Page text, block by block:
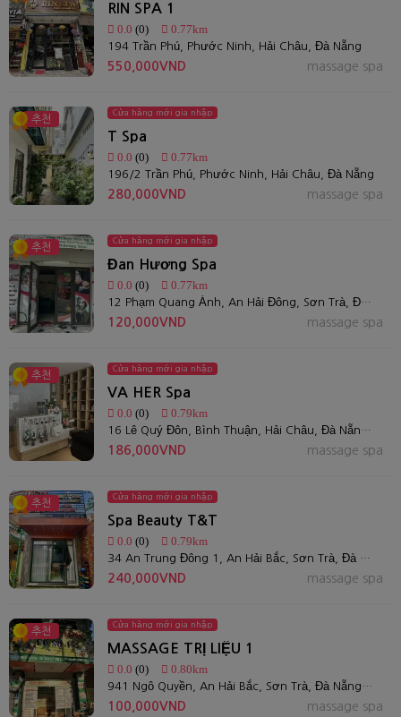
RIN SPA 1
0.0 (0) 0.77km
194 Trần Phú, Phước Ninh, Hải Châu, Đà Nẵng
massage spa
550,000VND
추천
Cửa hàng mới gia nhập
T Spa
0.0 (0) 0.77km
196/2 Trần Phú, Phước Ninh, Hải Châu, Đà Nẵng
massage spa
280,000VND
추천
Cửa hàng mới gia nhập
Đan Hương Spa
0.0 (0) 0.77km
12 Phạm Quang Ánh, An Hải Đông, Sơn Trà, Đà Nẵng
massage spa
120,000VND
추천
Cửa hàng mới gia nhập
VA HER Spa
0.0 (0) 0.79km
16 Lê Quý Đôn, Bình Thuận, Hải Châu, Đà Nẵng 550000, Việt Nam
massage spa
186,000VND
추천
Cửa hàng mới gia nhập
Spa Beauty T&T
0.0 (0) 0.79km
34 An Trung Đông 1, An Hải Bắc, Sơn Trà, Đà Nẵng 550000, Việt Nam
massage spa
240,000VND
추천
Cửa hàng mới gia nhập
MASSAGE TRỊ LIỆU 1
0.0 (0) 0.80km
941 Ngô Quyền, An Hải Bắc, Sơn Trà, Đà Nẵng, Việt Nam
massage spa
100,000VND